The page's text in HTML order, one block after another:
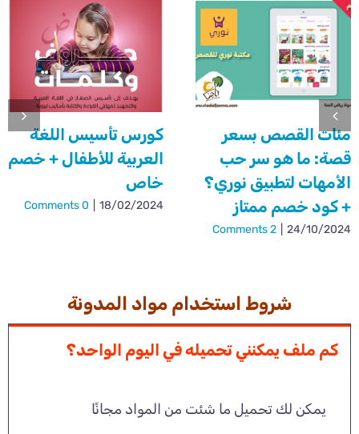
مئات القصص بسعر
قصة: ما هو سر حب
الأمهات لتطبيق نوري؟
+ كود خصم ممتاز
24/10/2024
2 Comments
كورس تأسيس اللغة
العربية للأطفال + خصم
خاص
18/02/2024
0 Comments
شروط استخدام مواد المدونة
كم ملف يمكنني تحميله في اليوم الواحد؟
يمكن لك تحميل ما شئت من المواد مجانًا